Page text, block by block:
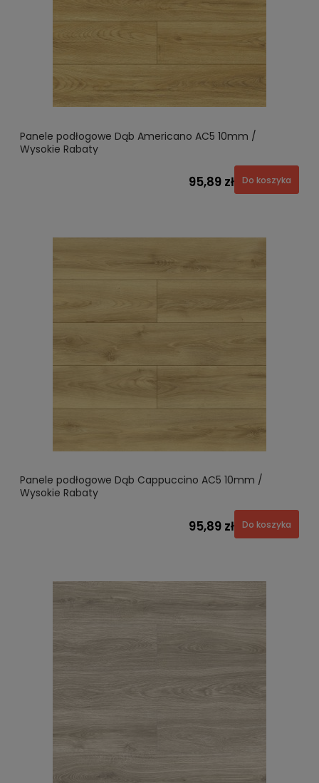
Panele podłogowe Dąb Americano AC5 10mm /
Wysokie Rabaty
95,89 zł Do koszyka
Panele podłogowe Dąb Cappuccino AC5 10mm /
Wysokie Rabaty
95,89 zł Do koszyka